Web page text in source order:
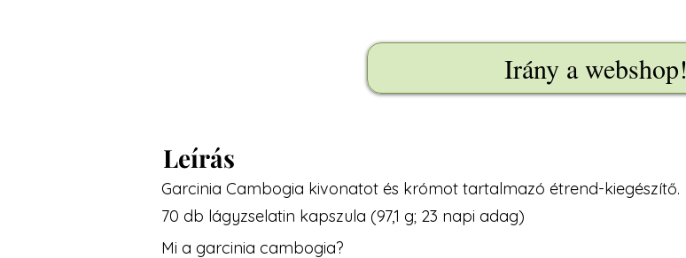
Irány a webshop!
Leírás
Garcinia Cambogia kivonatot és krómot tartalmazó étrend-kiegészítő.
70 db lágyzselatin kapszula (97,1 g; 23 napi adag)
Mi a garcinia cambogia?